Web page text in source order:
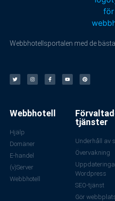
Webbhotellsportalen med de bästa
Webbhotell
Hjälp
Domäner
E-handel
(v)Server
Webbhotell
tjänster
Underhåll av
Övervakning
Wordpress
SEO-tjänst
Gör